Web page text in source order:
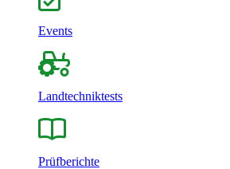
Events
Landtechniktests
Prüfberichte